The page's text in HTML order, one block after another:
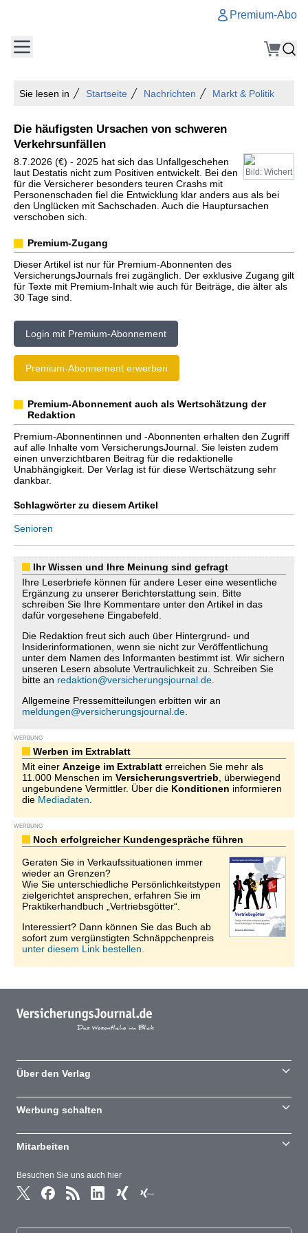
Premium-Abo
Sie lesen in Startseite Nachrichten Markt & Politik
Die häufigsten Ursachen von schweren
Verkehrsunfällen
Bild: Wichert
8.7.2026 (€) - 2025 hat sich das Unfallgeschehen
laut Destatis nicht zum Positiven entwickelt. Bei den
für die Versicherer besonders teuren Crashs mit
Personenschaden fiel die Entwicklung klar anders aus als bei
den Unglücken mit Sachschaden. Auch die Hauptursachen
verschoben sich.
Premium-Zugang
Dieser Artikel ist nur für Premium-Abonnenten des
VersicherungsJournals frei zugänglich. Der exklusive Zugang gilt
für Texte mit Premium-Inhalt wie auch für Beiträge, die älter als
30 Tage sind.
Login mit Premium-Abonnement
Premium-Abonnement erwerben
Premium-Abonnement auch als Wertschätzung der
Redaktion
Premium-Abonnentinnen und -Abonnenten erhalten den Zugriff
auf alle Inhalte vom VersicherungsJournal. Sie leisten zudem
einen unverzichtbaren Beitrag für die redaktionelle
Unabhängigkeit. Der Verlag ist für diese Wertschätzung sehr
dankbar.
Schlagwörter zu diesem Artikel
Senioren
Ihr Wissen und Ihre Meinung sind gefragt
Ihre Leserbriefe können für andere Leser eine wesentliche
Ergänzung zu unserer Berichterstattung sein. Bitte
schreiben Sie Ihre Kommentare unter den Artikel in das
dafür vorgesehene Eingabefeld.
Die Redaktion freut sich auch über Hintergrund- und
Insiderinformationen, wenn sie nicht zur Veröffentlichung
unter dem Namen des Informanten bestimmt ist. Wir sichern
unseren Lesern absolute Vertraulichkeit zu. Schreiben Sie
bitte an redaktion@versicherungsjournal.de
Allgemeine Pressemitteilungen erbitten wir an
meldungen@versicherungsjournal.de
WERBUNG
Werben im Extrablatt
Mit einer Anzeige im Extrablatt erreichen Sie mehr als
11.000 Menschen im Versicherungsvertrieb , überwiegend
ungebundene Vermittler. Über die Konditionen informieren
die Mediadaten
WERBUNG
Noch erfolgreicher Kundengespräche führen
Geraten Sie in Verkaufssituationen immer
wieder an Grenzen?
Wie Sie unterschiedliche Persönlichkeitstypen
zielgerichtet ansprechen, erfahren Sie im
Praktikerhandbuch „Vertriebsgötter“.
Interessiert? Dann können Sie das Buch ab
sofort zum vergünstigten Schnäppchenpreis
unter diesem Link bestellen.
Besuchen Sie uns auch hier
Über den Verlag
Werbung schalten
Mitarbeiten